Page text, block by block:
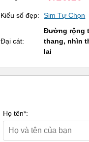
Kiểu số đẹp: Sim Tự Chọn
Đại cát:
Đường rộng
thang, nhìn
lai
Họ tên*: